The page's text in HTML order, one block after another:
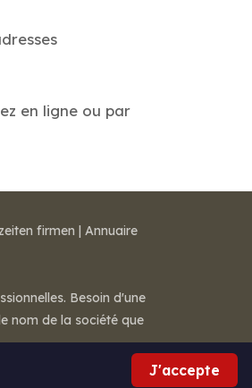
en ligne ou par
J'accepte
firmen | Annuaire
Besoin d'une
nom de la société que